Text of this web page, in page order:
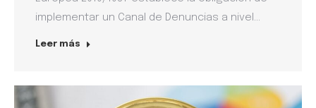
implementar un Canal de Denuncias a nivel…
Leer más